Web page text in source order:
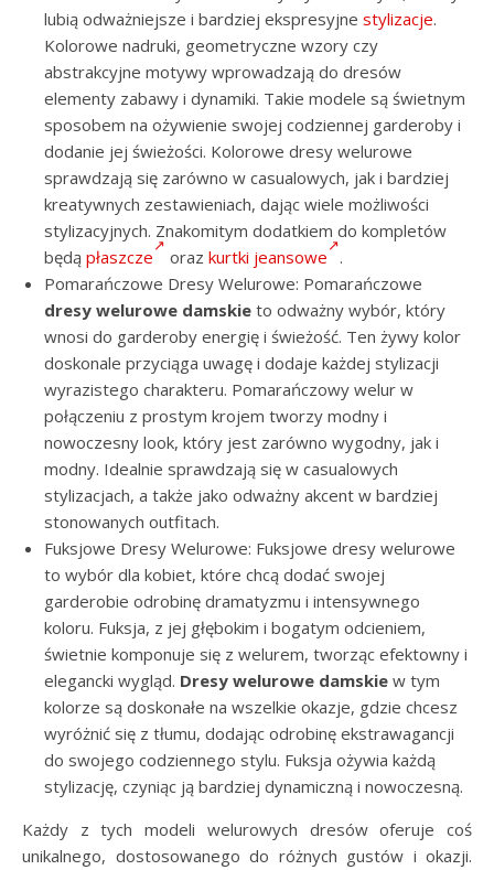
lubią odważniejsze i bardziej ekspresyjne stylizacje.
Kolorowe nadruki, geometryczne wzory czy
abstrakcyjne motywy wprowadzają do dresów
elementy zabawy i dynamiki. Takie modele są świetnym
sposobem na ożywienie swojej codziennej garderoby i
dodanie jej świeżości. Kolorowe dresy welurowe
sprawdzają się zarówno w casualowych, jak i bardziej
kreatywnych zestawieniach, dając wiele możliwości
stylizacyjnych. Znakomitym dodatkiem do kompletów
będą płaszcze oraz kurtki jeansowe .
Pomarańczowe Dresy Welurowe: Pomarańczowe
dresy welurowe damskie to odważny wybór, który
wnosi do garderoby energię i świeżość. Ten żywy kolor
doskonale przyciąga uwagę i dodaje każdej stylizacji
wyrazistego charakteru. Pomarańczowy welur w
połączeniu z prostym krojem tworzy modny i
nowoczesny look, który jest zarówno wygodny, jak i
modny. Idealnie sprawdzają się w casualowych
stylizacjach, a także jako odważny akcent w bardziej
stonowanych outfitach.
Fuksjowe Dresy Welurowe: Fuksjowe dresy welurowe
to wybór dla kobiet, które chcą dodać swojej
garderobie odrobinę dramatyzmu i intensywnego
koloru. Fuksja, z jej głębokim i bogatym odcieniem,
świetnie komponuje się z welurem, tworząc efektowny i
elegancki wygląd. Dresy welurowe damskie w tym
kolorze są doskonałe na wszelkie okazje, gdzie chcesz
wyróżnić się z tłumu, dodając odrobinę ekstrawagancji
do swojego codziennego stylu. Fuksja ożywia każdą
stylizację, czyniąc ją bardziej dynamiczną i nowoczesną.
Każdy z tych modeli welurowych dresów oferuje coś
unikalnego, dostosowanego do różnych gustów i okazji.